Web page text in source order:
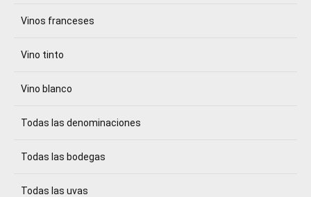
Vinos franceses
Vino tinto
Vino blanco
Todas las denominaciones
Todas las bodegas
Todas las uvas